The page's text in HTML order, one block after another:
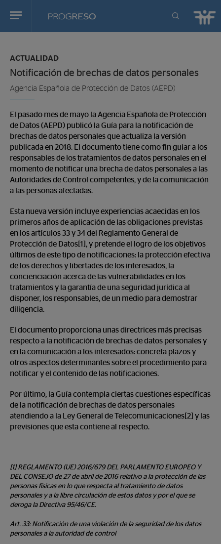
Progreso
Revista
actualidd
en:
ACTUALIDAD
Notificación de brechas de datos personales
Agencia Española de Protección de Datos (AEPD)
El pasado mes de mayo la Agencia Española de Protección
de Datos (AEPD) publicó la Guía para la notificación de
brechas de datos personales que actualiza la versión
publicada en 2018. El documento tiene como fin guiar a los
responsables de los tratamientos de datos personales en el
momento de notificar una brecha de datos personales a las
Autoridades de Control competentes, y de la comunicación
a las personas afectadas.
Esta nueva versión incluye experiencias acaecidas en los
primeros años de aplicación de las obligaciones previstas
en los artículos 33 y 34 del Reglamento General de
Protección de Datos[1], y pretende el logro de los objetivos
últimos de este tipo de notificaciones: la protección efectiva
de los derechos y libertades de los interesados, la
concienciación acerca de las vulnerabilidades en los
tratamientos y la garantía de una seguridad jurídica al
disponer, los responsables, de un medio para demostrar
diligencia.
El documento proporciona unas directrices más precisas
respecto a la notificación de brechas de datos personales y
en la comunicación a los interesados: concreta plazos y
otros aspectos determinantes sobre el procedimiento para
notificar y el contenido de las notificaciones.
Por último, la Guía contempla ciertas cuestiones específicas
de la notificación de brechas de datos personales
atendiendo a la Ley General de Telecomunicaciones[2] y las
previsiones que esta contiene al respecto.
[1] REGLAMENTO (UE) 2016/679 DEL PARLAMENTO EUROPEO Y
DEL CONSEJO de 27 de abril de 2016 relativo a la protección de las
personas físicas en lo que respecta al tratamiento de datos
personales y a la libre circulación de estos datos y por el que se
deroga la Directiva 95/46/CE.
Art. 33: Notificación de una violación de la seguridad de los datos
personales a la autoridad de control